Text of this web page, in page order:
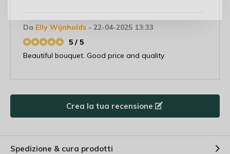
Da Elly Wijnholds - 22-04-2025 13:33
5 / 5
Beautiful bouquet. Good price and quality
Crea la tua recensione
Spedizione & cura prodotti